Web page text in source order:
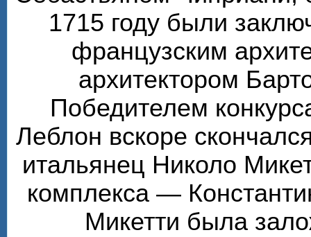
1715 году были
французским
архитектором
Победителем
Леблон вскоре
итальянец Николо
комплекса —
Микетти была